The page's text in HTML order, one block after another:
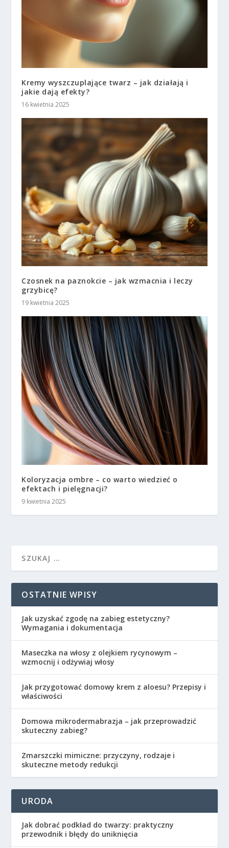
Kremy wyszczuplające twarz – jak działają i
jakie dają efekty?
16 kwietnia 2025
Czosnek na paznokcie – jak wzmacnia i leczy
grzybicę?
19 kwietnia 2025
Koloryzacja ombre – co warto wiedzieć o
efektach i pielęgnacji?
9 kwietnia 2025
OSTATNIE WPISY
Jak uzyskać zgodę na zabieg estetyczny?
Wymagania i dokumentacja
Maseczka na włosy z olejkiem rycynowym –
wzmocnij i odżywiaj włosy
Jak przygotować domowy krem z aloesu? Przepisy i
właściwości
Domowa mikrodermabrazja – jak przeprowadzić
skuteczny zabieg?
Zmarszczki mimiczne: przyczyny, rodzaje i
skuteczne metody redukcji
URODA
Jak dobrać podkład do twarzy: praktyczny
przewodnik i błędy do uniknięcia